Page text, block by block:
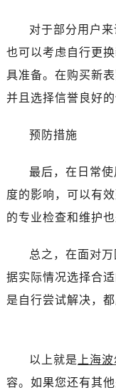
对于部分用户
也可以考虑自行更
具准备。在购买新
并且选择信誉良好
预防措施
最后，在日常
度的影响，可以有
的专业检查和维护也
总之，在面对
据实际情况选择合
是自行尝试解决，
以上就是 上海
容。如果您还有其